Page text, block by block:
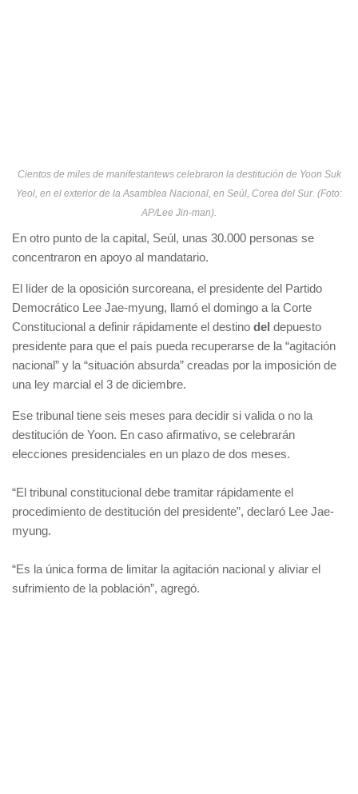
Cientos de miles de manifestantews celebraron la destitución de Yoon Suk
Yeol, en el exterior de la Asamblea Nacional, en Seúl, Corea del Sur. (Foto:
AP/Lee Jin-man).
En otro punto de la capital, Seúl, unas 30.000 personas se
concentraron en apoyo al mandatario.
El líder de la oposición surcoreana, el presidente del Partido
Democrático Lee Jae-myung, llamó el domingo a la Corte
Constitucional a definir rápidamente el destino del depuesto
presidente para que el país pueda recuperarse de la “agitación
nacional” y la “situación absurda” creadas por la imposición de
una ley marcial el 3 de diciembre.
Ese tribunal tiene seis meses para decidir si valida o no la
destitución de Yoon. En caso afirmativo, se celebrarán
elecciones presidenciales en un plazo de dos meses.
“El tribunal constitucional debe tramitar rápidamente el
procedimiento de destitución del presidente”, declaró Lee Jae-
myung.
“Es la única forma de limitar la agitación nacional y aliviar el
sufrimiento de la población”, agregó.